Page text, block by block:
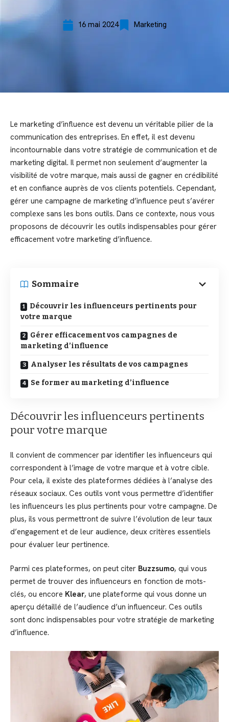
16 mai 2024 Marketing
Le marketing d’influence est devenu un véritable pilier de la
communication des entreprises. En effet, il est devenu
incontournable dans votre stratégie de communication et de
marketing digital. Il permet non seulement d’augmenter la
visibilité de votre marque, mais aussi de gagner en crédibilité
et en confiance auprès de vos clients potentiels. Cependant,
gérer une campagne de marketing d’influence peut s’avérer
complexe sans les bons outils. Dans ce contexte, nous vous
proposons de découvrir les outils indispensables pour gérer
efficacement votre marketing d’influence.
Sommaire
Découvrir les influenceurs pertinents pour
votre marque
Gérer efficacement vos campagnes de
marketing d’influence
Analyser les résultats de vos campagnes
Se former au marketing d’influence
Découvrir les influenceurs pertinents
pour votre marque
Il convient de commencer par identifier les influenceurs qui
correspondent à l’image de votre marque et à votre cible.
Pour cela, il existe des plateformes dédiées à l’analyse des
réseaux sociaux. Ces outils vont vous permettre d’identifier
les influenceurs les plus pertinents pour votre campagne. De
plus, ils vous permettront de suivre l’évolution de leur taux
d’engagement et de leur audience, deux critères essentiels
pour évaluer leur pertinence.
Parmi ces plateformes, on peut citer Buzzsumo, qui vous
permet de trouver des influenceurs en fonction de mots-
clés, ou encore Klear, une plateforme qui vous donne un
aperçu détaillé de l’audience d’un influenceur. Ces outils
sont donc indispensables pour votre stratégie de marketing
d’influence.